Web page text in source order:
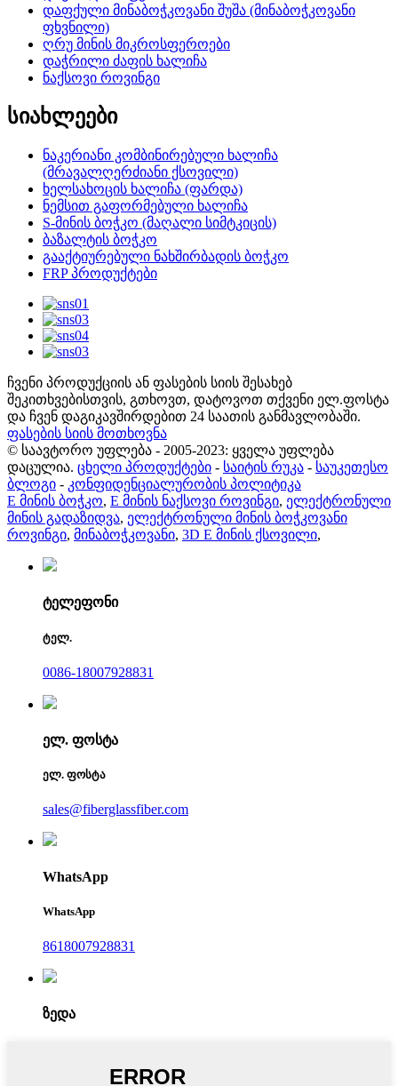
დაფქული მინაბოჭკოვანი შუშა (მინაბოჭკოვანი
ფხვნილი)
ღრუ მინის მიკროსფეროები
დაჭრილი ძაფის ხალიჩა
ნაქსოვი როვინგი
სიახლეები
ნაკერიანი კომბინირებული ხალიჩა
(მრავალღერძიანი ქსოვილი)
ხელსახოცის ხალიჩა (ფარდა)
ნემსით გაფორმებული ხალიჩა
S-მინის ბოჭკო (მაღალი სიმტკიცის)
ბაზალტის ბოჭკო
გააქტიურებული ნახშირბადის ბოჭკო
FRP პროდუქტები
ჩვენი პროდუქციის ან ფასების სიის შესახებ
შეკითხვებისთვის, გთხოვთ, დატოვოთ თქვენი ელ.ფოსტა
და ჩვენ დაგიკავშირდებით 24 საათის განმავლობაში.
ფასების სიის მოთხოვნა
© საავტორო უფლება - 2005-2023: ყველა უფლება
დაცულია. ცხელი პროდუქტები - საიტის რუკა - საუკეთესო
ბლოგი - კონფიდენციალურობის პოლიტიკა
E მინის ბოჭკო, E მინის ნაქსოვი როვინგი, ელექტრონული
მინის გადაზიდვა, ელექტრონული მინის ბოჭკოვანი
როვინგი, მინაბოჭკოვანი, 3D E მინის ქსოვილი,
ტელეფონი
ტელ.
0086-18007928831
ელ. ფოსტა
ელ. ფოსტა
sales@fiberglassfiber.com
WhatsApp
WhatsApp
8618007928831
ზედა